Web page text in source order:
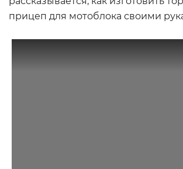
прицеп для мотоблока своими